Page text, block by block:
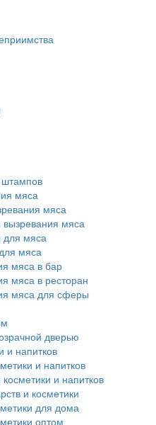
мяса
мяса
вызревания мяса
мяса
мяса
мяса в бар
мяса в ресторан
мяса для сферы
дверью
и напитков
и напитков
и напитков
и косметики
для дома
оптом